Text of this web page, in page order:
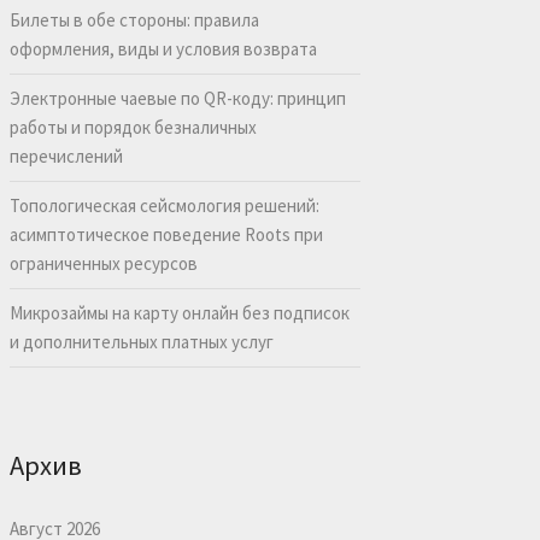
Билеты в обе стороны: правила
оформления, виды и условия возврата
Электронные чаевые по QR-коду: принцип
работы и порядок безналичных
перечислений
Топологическая сейсмология решений:
асимптотическое поведение Roots при
ограниченных ресурсов
Микрозаймы на карту онлайн без подписок
и дополнительных платных услуг
Архив
Август 2026